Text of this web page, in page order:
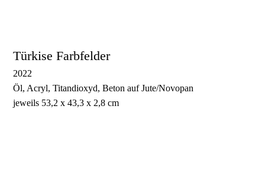
Türkise Farbfelder
2022
Öl, Acryl, Titandioxyd, Beton auf Jute/Novopan
jeweils 53,2 x 43,3 x 2,8 cm